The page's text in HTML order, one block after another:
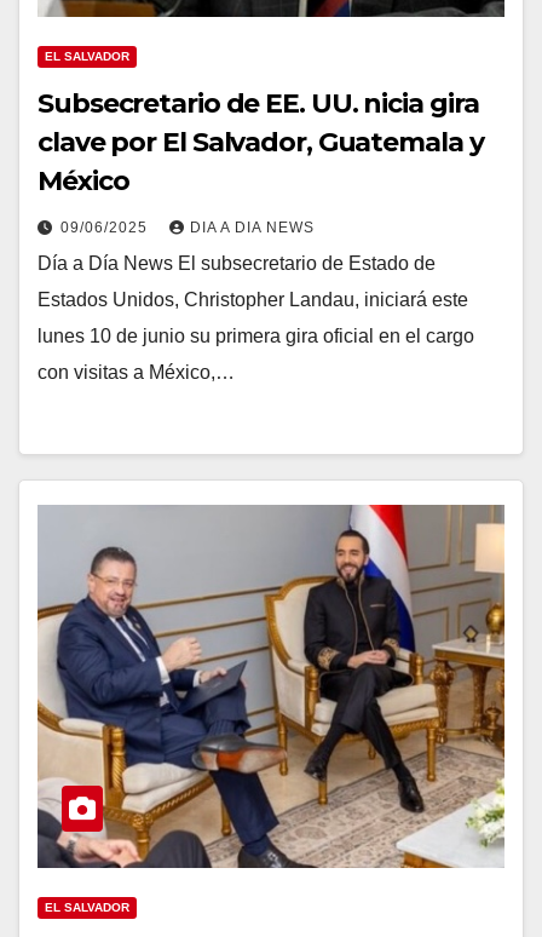
EL SALVADOR
Subsecretario de EE. UU. nicia gira
clave por El Salvador, Guatemala y
México
09/06/2025 DIA A DIA NEWS
Día a Día News El subsecretario de Estado de
Estados Unidos, Christopher Landau, iniciará este
lunes 10 de junio su primera gira oficial en el cargo
con visitas a México,…
EL SALVADOR